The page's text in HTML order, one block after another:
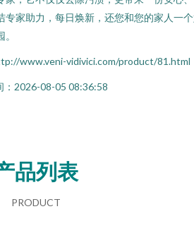
专家助力，每日焕新，还您和您的家人一
www.veni-vidivici.com/product/81.html
：2026-08-05 08:36:58
品列表
PRODUCT